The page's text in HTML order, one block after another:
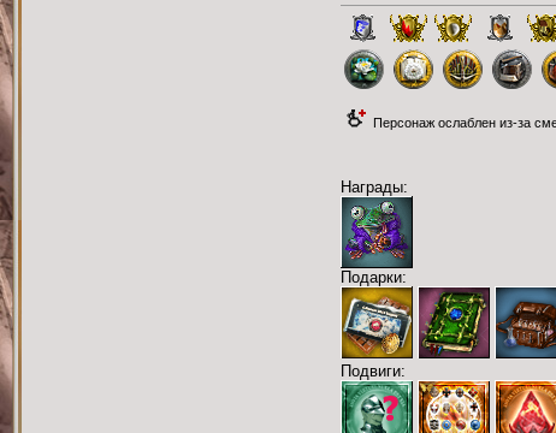
Персонаж ослаблен из-за
Награды:
Подарки:
Подвиги: